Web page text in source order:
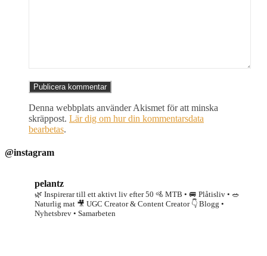
Denna webbplats använder Akismet för att minska
skräppost. Lär dig om hur din kommentarsdata
bearbetas.
@instagram
pelantz
🌿 Inspirerar till ett aktivt liv efter 50 🚵 MTB • 🚐 Plåtisliv • 🥗
Naturlig mat 🎥 UGC Creator & Content Creator👇 Blogg •
Nyhetsbrev • Samarbeten